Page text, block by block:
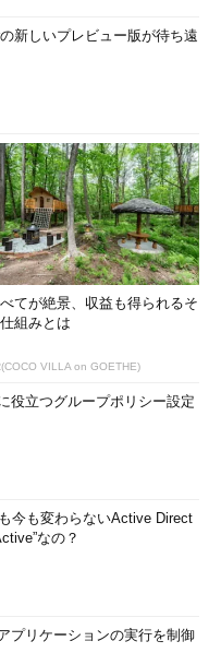
新しいプレビュー版が待ち遠
てが絶景、収益も得られるそ
組みとは
VILLA on GOETHE)
役立つグループポリシー設定
今も変わらないActive Direct
なの？
プリケーションの実行を制御